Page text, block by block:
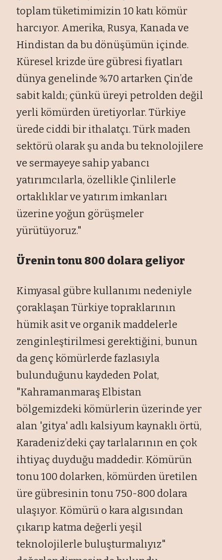
toplam tüketimimizin 10 katı kömür
harcıyor. Amerika, Rusya, Kanada ve
Hindistan da bu dönüşümün içinde.
Küresel krizde üre gübresi fiyatları
dünya genelinde %70 artarken Çin’de
sabit kaldı; çünkü üreyi petrolden değil
yerli kömürden üretiyorlar. Türkiye
ürede ciddi bir ithalatçı. Türk maden
sektörü olarak şu anda bu teknolojilere
ve sermayeye sahip yabancı
yatırımcılarla, özellikle Çinlilerle
ortaklıklar ve yatırım imkanları
üzerine yoğun görüşmeler
yürütüyoruz."
Ürenin tonu 800 dolara geliyor
Kimyasal gübre kullanımı nedeniyle
çoraklaşan Türkiye topraklarının
hümik asit ve organik maddelerle
zenginleştirilmesi gerektiğini, bunun
da genç kömürlerde fazlasıyla
bulunduğunu kaydeden Polat,
"Kahramanmaraş Elbistan
bölgemizdeki kömürlerin üzerinde yer
alan 'gitya' adlı kalsiyum kaynaklı örtü,
Karadeniz’deki çay tarlalarının en çok
ihtiyaç duyduğu maddedir. Kömürün
tonu 100 dolarken, kömürden üretilen
üre gübresinin tonu 750-800 dolara
ulaşıyor. Kömürü o kara algısından
çıkarıp katma değerli yeşil
teknolojilerle buluşturmalıyız"